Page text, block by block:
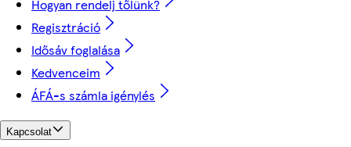
Hogyan rendelj tőlünk?
Regisztráció
Idősáv foglalása
Kedvenceim
ÁFÁ-s számla igénylés
Kapcsolat